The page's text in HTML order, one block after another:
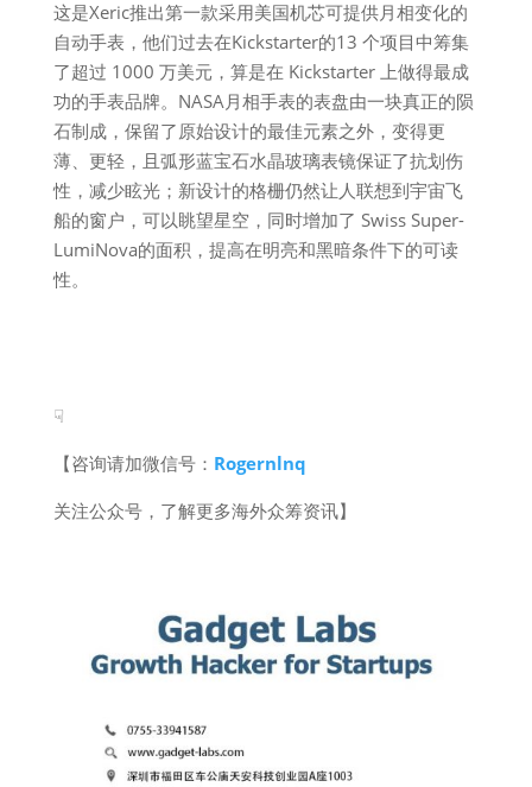
这是Xeric推出第一款采用美国机芯可提供月相变化的
自动手表，他们过去在Kickstarter的13 个项目中筹集
了超过 1000 万美元，算是在 Kickstarter 上做得最成
功的手表品牌。NASA月相手表的表盘由一块真正的陨
石制成，保留了原始设计的最佳元素之外，变得更
薄、更轻，且弧形蓝宝石水晶玻璃表镜保证了抗划伤
性，减少眩光；新设计的格栅仍然让人联想到宇宙飞
船的窗户，可以眺望星空，同时增加了 Swiss Super-
LumiNova的面积，提高在明亮和黑暗条件下的可读
性。
☟
【咨询请加微信号： Rogernlnq
关注公众号，了解更多海外众筹资讯】